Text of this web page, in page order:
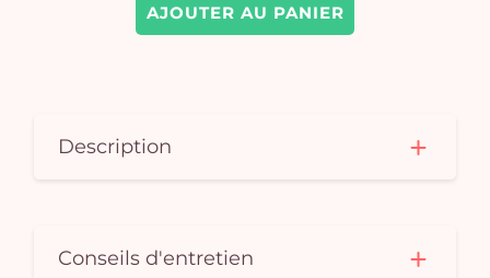
AJOUTER AU PANIER
Description
Conseils d'entretien